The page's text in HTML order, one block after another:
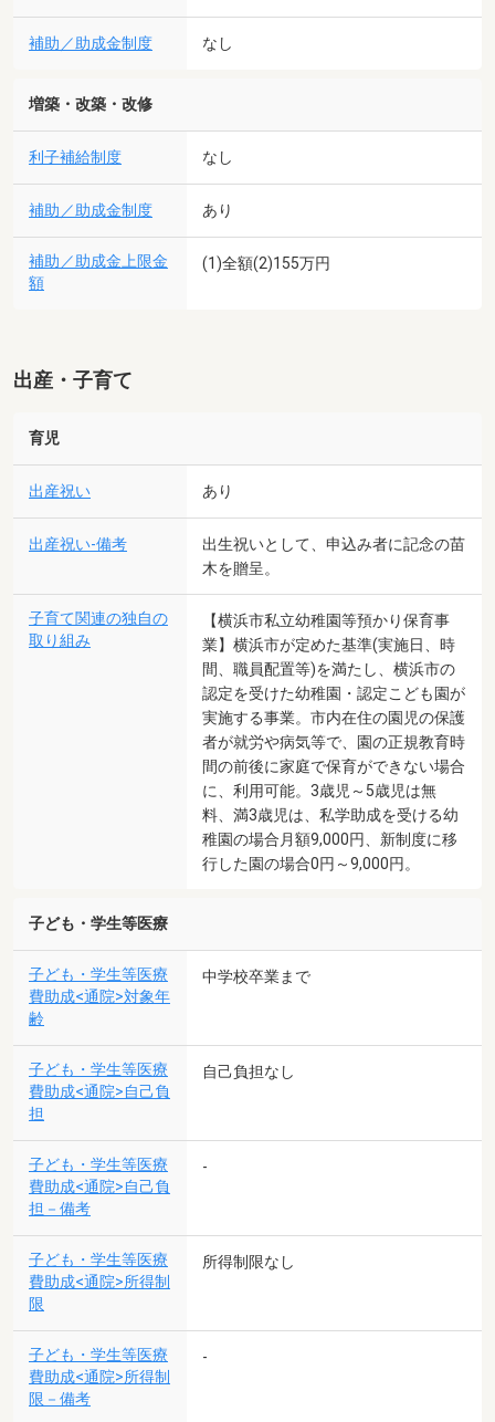
補助／助成金制度 なし
増築・改築・改修
利子補給制度 なし
補助／助成金制度 あり
補助／助成金上限金
額
(1)全額(2)155万円
出産・子育て
育児
出産祝い あり
出産祝い-備考
出生祝いとして、申込み者に記念の苗
木を贈呈。
子育て関連の独自の
取り組み
【横浜市私立幼稚園等預かり保育事
業】横浜市が定めた基準(実施日、時
間、職員配置等)を満たし、横浜市の
認定を受けた幼稚園・認定こども園が
実施する事業。市内在住の園児の保護
者が就労や病気等で、園の正規教育時
間の前後に家庭で保育ができない場合
に、利用可能。3歳児～5歳児は無
料、満3歳児は、私学助成を受ける幼
稚園の場合月額9,000円、新制度に移
行した園の場合0円～9,000円。
子ども・学生等医療
子ども・学生等医療
費助成<通院>対象年
齢
中学校卒業まで
子ども・学生等医療
費助成<通院>自己負
担
自己負担なし
子ども・学生等医療
費助成<通院>自己負
担－備考
-
子ども・学生等医療
費助成<通院>所得制
限
所得制限なし
子ども・学生等医療
費助成<通院>所得制
限－備考
-